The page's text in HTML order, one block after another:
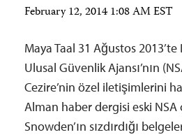
February 12, 2014 1:08 AM EST
Maya Taal 31 Ağustos
Ulusal Güvenlik Ajansı’nın
Cezire’nin özel iletişimlerini
Alman haber dergisi eski NSA
Snowden’ın sızdırdığı